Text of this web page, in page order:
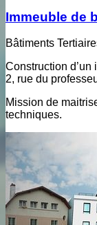
Immeuble de
Bâtiments
Construction d’un
2, rue du
Mission de
techniques.